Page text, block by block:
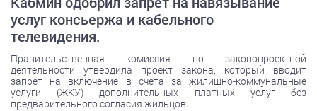
услуг консьержа и кабельного
телевидения.
Правительственная комиссия по законопроектной
деятельности утвердила проект закона, который вводит
запрет на включение в счета за жилищно-коммунальные
услуги (ЖКУ) дополнительных платных услуг без
предварительного согласия жильцов.